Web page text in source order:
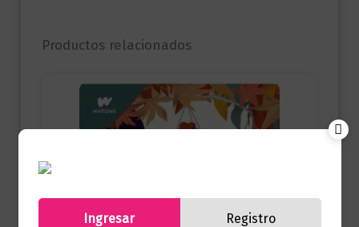
Productos relacionados
Ingresar Registro